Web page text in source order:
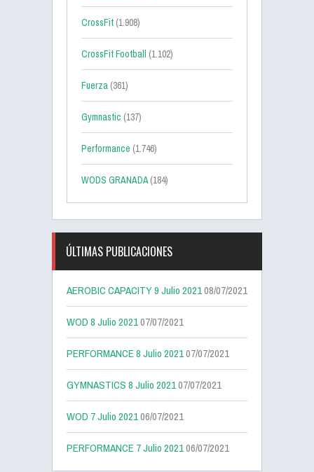
CrossFit (1.908)
CrossFit Football (1.102)
Fuerza (361)
Gymnastic (137)
Performance (1.746)
WODS GRANADA(184)
ÚLTIMAS PUBLICACIONES
AEROBIC CAPACITY 9 Julio 202108/07/2021
WOD 8 Julio 202107/07/2021
PERFORMANCE 8 Julio 202107/07/2021
GYMNASTICS 8 Julio 202107/07/2021
WOD 7 Julio 202106/07/2021
PERFORMANCE 7 Julio 202106/07/2021